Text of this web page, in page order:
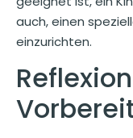
auch, einen
einzurichten.